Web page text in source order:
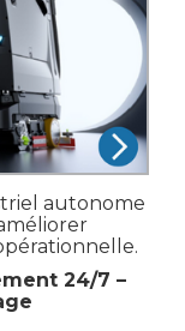
autonome
24/7 –